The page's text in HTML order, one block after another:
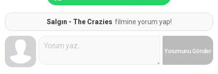
Salgın - The Crazies filmine yorum yap!
Yorumunu Gönder